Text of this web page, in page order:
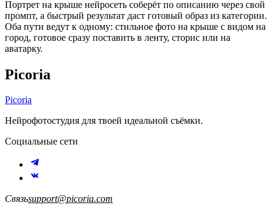
Портрет на крыше нейросеть соберёт по описанию через свой
промпт, а быстрый результат даст готовый образ из категории.
Оба пути ведут к одному: стильное фото на крыше с видом на
город, готовое сразу поставить в ленту, сторис или на
аватарку.
Picoria
Picoria
Нейрофотостудия для твоей идеальной съёмки.
Социальные сети
Связьsupport@picoria.com